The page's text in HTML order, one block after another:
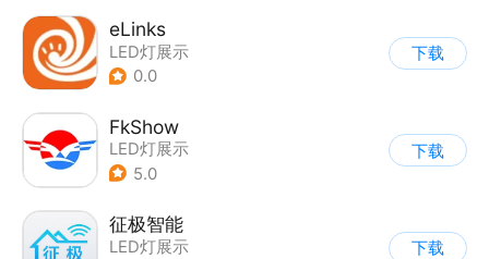
eLinks
LED灯展示
0.0
下载
FkShow
LED灯展示
5.0
下载
征极智能
LED灯展示
下载